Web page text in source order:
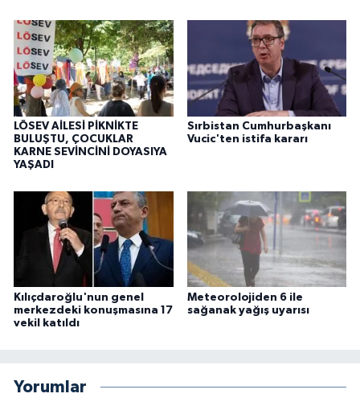
LÖSEV AİLESİ PİKNİKTE
BULUŞTU, ÇOCUKLAR
KARNE SEVİNCİNİ DOYASIYA
YAŞADI
Sırbistan Cumhurbaşkanı
Vucic'ten istifa kararı
Kılıçdaroğlu'nun genel
merkezdeki konuşmasına 17
vekil katıldı
Meteorolojiden 6 ile
sağanak yağış uyarısı
Yorumlar